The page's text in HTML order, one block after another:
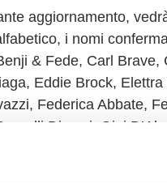
aggiornamento,
i nomi
& Fede, Carl Brave,
Eddie Brock,
Federica Abbate,
Diversi, Gigi
Ayane, Mara Sattei,
Filippucci,